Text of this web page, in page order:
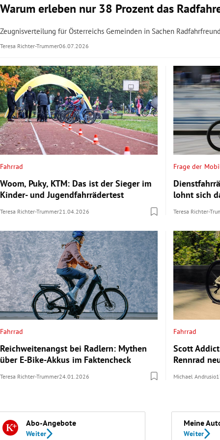
Warum erleben nur 38 Prozent das
Zeugnisverteilung für Österreichs Gemeinden in Sachen
Teresa Richter-Trummer06.07.2026
Fahrrad
Woom, Puky, KTM: Das ist der Sieger im
Kinder- und Jugendfahrrädertest
Teresa Richter-Trummer21.04.2026
Frage der
lohnt sich
Teresa Richter-
Fahrrad
Reichweitenangst bei Radlern: Mythen
über E-Bike-Akkus im Faktencheck
Teresa Richter-Trummer24.01.2026
Fahrrad
Scott
Rennrad
Michael Andrusio
Abo-Angebote
Weiter
Meine
Weiter